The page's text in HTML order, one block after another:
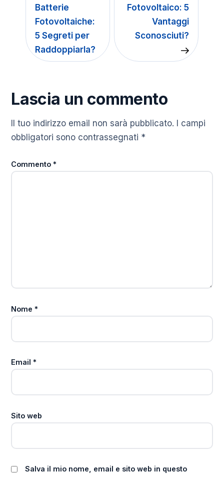
Batterie
Fotovoltaiche:
5 Segreti per
Raddoppiarla?
Fotovoltaico: 5
Vantaggi
Sconosciuti?
Lascia un commento
Il tuo indirizzo email non sarà pubblicato. I campi
obbligatori sono contrassegnati *
Commento*
Nome*
Email*
Sito web
Salva il mio nome, email e sito web in questo